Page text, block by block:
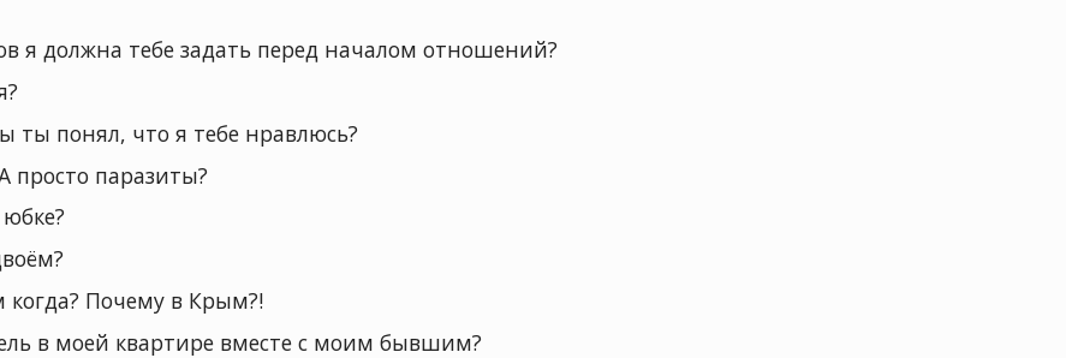
я должна тебе задать перед началом отношений?
ты понял, что я тебе нравлюсь?
просто паразиты?
Почему в Крым?!
в моей квартире вместе с моим бывшим?